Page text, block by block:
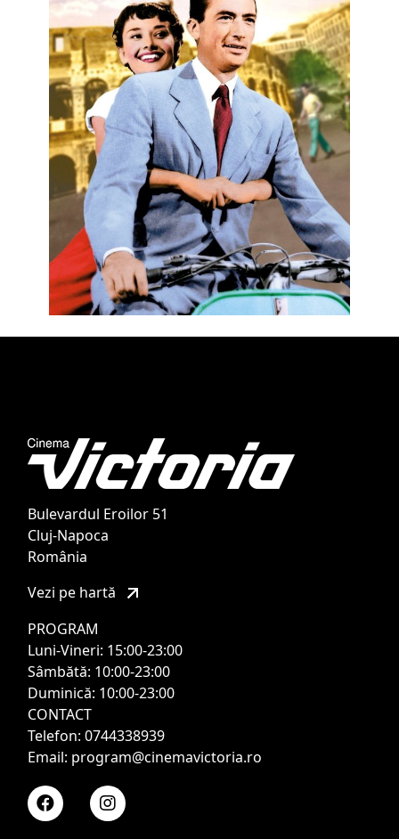
Bulevardul Eroilor 51
Cluj-Napoca
România
Vezi pe hartă
PROGRAM
Luni-Vineri: 15:00-23:00
Sâmbătă: 10:00-23:00
Duminică: 10:00-23:00
CONTACT
Telefon: 0744338939
Email: program@cinemavictoria.ro